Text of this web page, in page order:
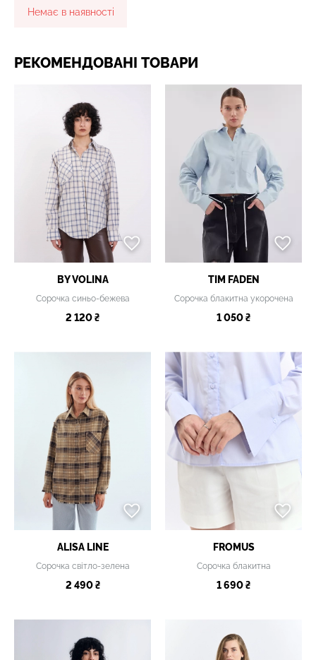
Немає в наявності
РЕКОМЕНДОВАНІ ТОВАРИ
BY VOLINA
Сорочка синьо-бежева
2 120 ₴
TIM FADEN
Сорочка блакитна укорочена
1 050 ₴
ALISA LINE
Сорочка світло-зелена
2 490 ₴
FROMUS
Сорочка блакитна
1 690 ₴